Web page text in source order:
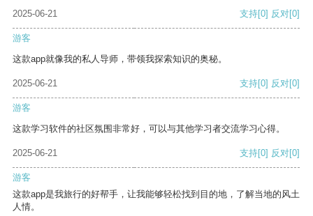
2025-06-21
支持[0] 反对[0]
游客
这款app就像我的私人导师，带领我探索知识的奥秘。
2025-06-21 支持[0] 反对[0]
游客
这款学习软件的社区氛围非常好，可以与其他学习者交流学习心得。
2025-06-21 支持[0] 反对[0]
游客
这款app是我旅行的好帮手，让我能够轻松找到目的地，了解当地的风土
人情。